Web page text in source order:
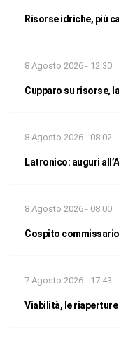
Risorse idriche, più
8 Agosto 2026 - 12:30
Cupparo su risorse,
8 Agosto 2026 - 08:02
Latronico: auguri
8 Agosto 2026 - 08:00
Cospito
7 Agosto 2026 - 17:43
Viabilità, le